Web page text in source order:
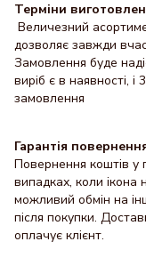
Терміни
Величезний
дозволяє завжди
Замовлення буде
виріб є в наявності,
замовлення
Гарантія
Повернення коштів у
випадках, коли
можливий обмін на
після покупки.
оплачує клієнт.